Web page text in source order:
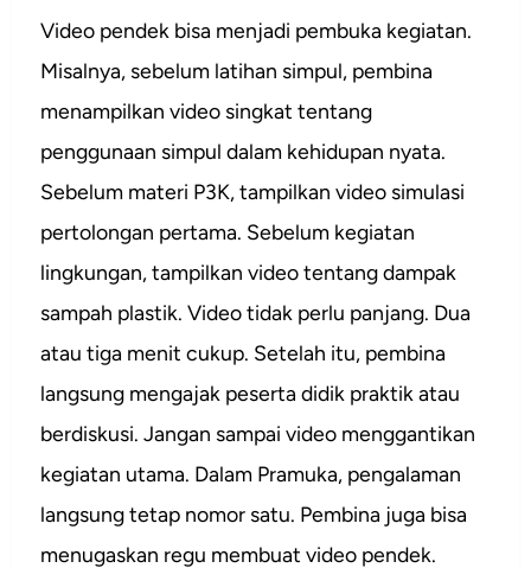
Video pendek bisa menjadi pembuka kegiatan.
Misalnya, sebelum latihan simpul, pembina
menampilkan video singkat tentang
penggunaan simpul dalam kehidupan nyata.
Sebelum materi P3K, tampilkan video simulasi
pertolongan pertama. Sebelum kegiatan
lingkungan, tampilkan video tentang dampak
sampah plastik. Video tidak perlu panjang. Dua
atau tiga menit cukup. Setelah itu, pembina
langsung mengajak peserta didik praktik atau
berdiskusi. Jangan sampai video menggantikan
kegiatan utama. Dalam Pramuka, pengalaman
langsung tetap nomor satu. Pembina juga bisa
menugaskan regu membuat video pendek.